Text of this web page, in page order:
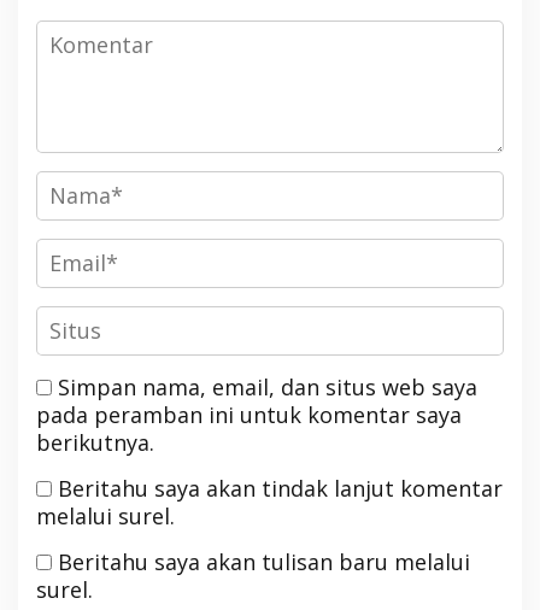
Simpan nama, email, dan situs web saya
pada peramban ini untuk komentar saya
berikutnya.
Beritahu saya akan tindak lanjut komentar
melalui surel.
Beritahu saya akan tulisan baru melalui
surel.